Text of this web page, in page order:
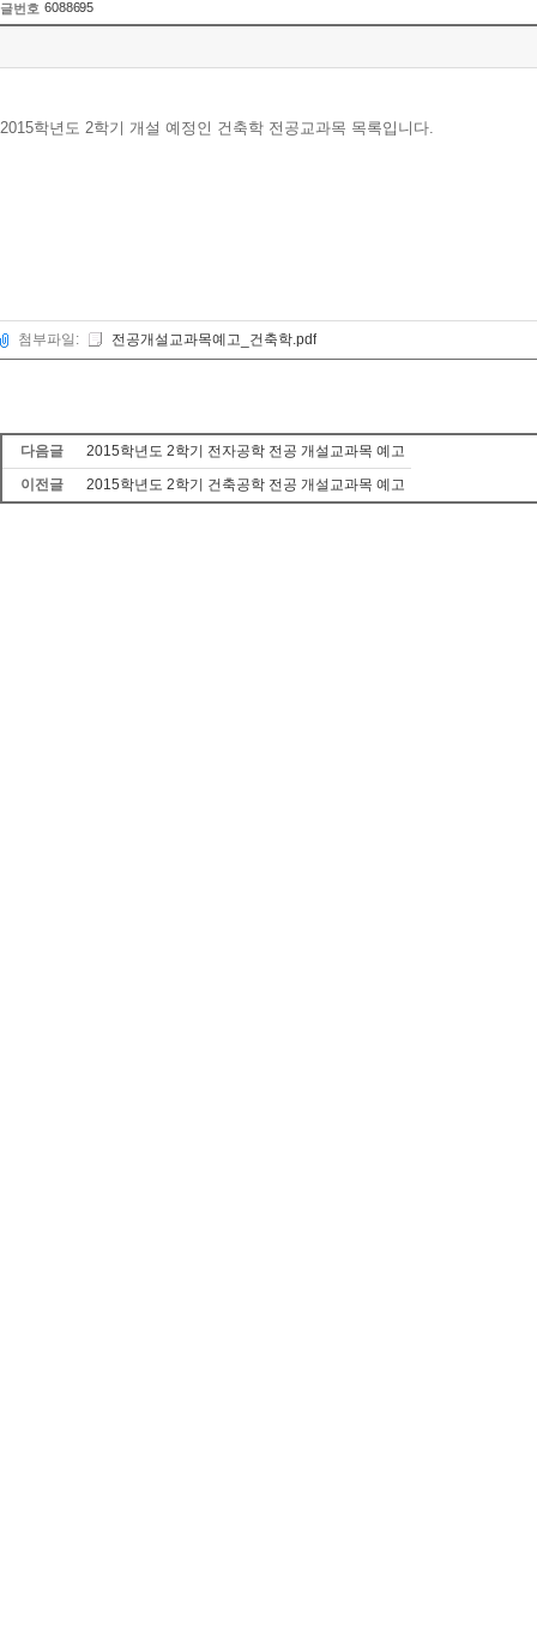
글번호 6088695
2015학년도 2학기 개설 예정인 건축학 전공교과목 목록입니다.
첨부파일: 전공개설교과목예고_건축학.pdf
다음글
2015학년도 2학기 전자공학 전공 개설교과목 예고
이전글
2015학년도 2학기 건축공학 전공 개설교과목 예고